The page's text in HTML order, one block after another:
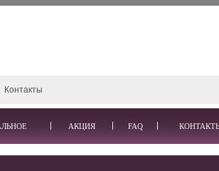
Контакты
АКЦИЯ FAQ